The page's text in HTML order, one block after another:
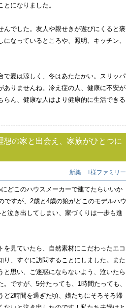
になりました。
でした。友人や親せきが遊びにくると褒
なっているところや、照明、キッチン、
夏は涼しく、冬はあたたかい。スリッパ
ありませんね。冷え症の人、健康に不安が
ん、健康な人はより健康的に生活できる
の家と出会え、家族がひとつに
新築 T様ファミリー
どこのハウスメーカーで建てたらいいか
すが、2歳と4歳の娘がどこのモデルハウ
泣き出してしまい、家づくりは一歩も進
見ていたら、自然素材にこだわったエコ
、すぐに訪問することにしました。また
思い、ご迷惑にならないよう、泣いたら
ですが、5分たっても、1時間たっても、
2時間を過ぎた頃、娘たちにそろそろ帰